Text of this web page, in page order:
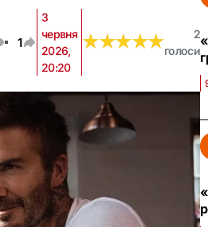
1
3
червня
2026,
20:20
★★★★★
★★★★★
2
голоси